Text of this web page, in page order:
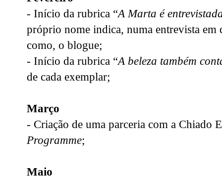
- Início da rubrica “A Marta é
próprio nome indica, numa entrevista em
como, o blogue;
- Início da rubrica “A beleza também
de cada exemplar;
Março
- Criação de uma parceria com a Chiado
Programme;
Maio